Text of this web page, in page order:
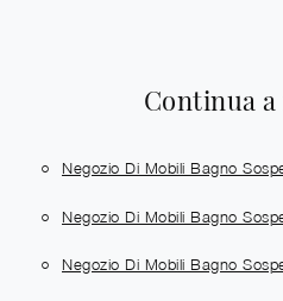
Continua
Negozio Di Mobili Bagno
Negozio Di Mobili Bagno
Negozio Di Mobili Bagno